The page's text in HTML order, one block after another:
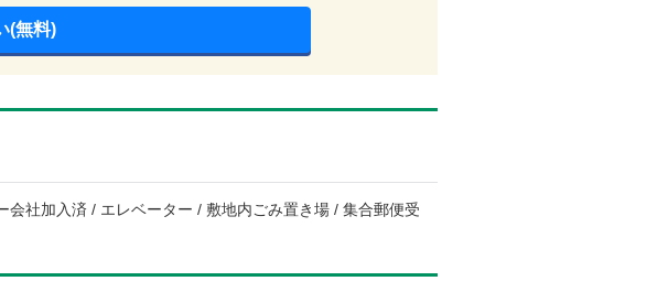
(無料)
社加入済 / エレベーター / 敷地内ごみ置き場 / 集合郵便受